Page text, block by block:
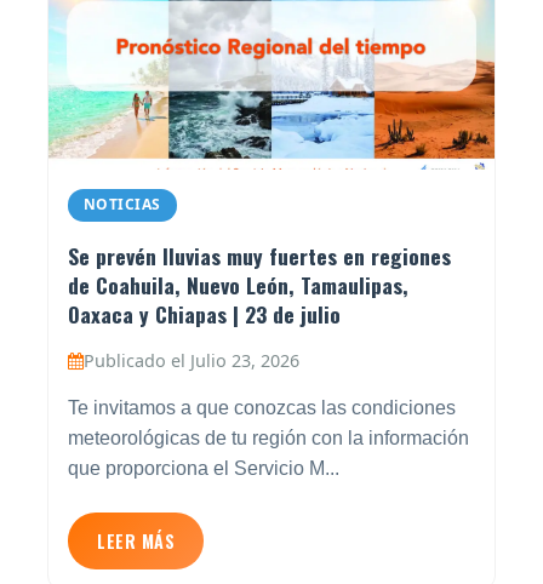
NOTICIAS
Se prevén lluvias muy fuertes en regiones
de Coahuila, Nuevo León, Tamaulipas,
Oaxaca y Chiapas | 23 de julio
Publicado el Julio 23, 2026
Te invitamos a que conozcas las condiciones
meteorológicas de tu región con la información
que proporciona el Servicio M...
LEER MÁS